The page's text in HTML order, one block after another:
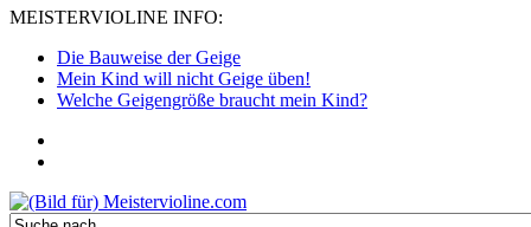
MEISTERVIOLINE INFO:
Die Bauweise der Geige
Mein Kind will nicht Geige üben!
Welche Geigengröße braucht mein Kind?